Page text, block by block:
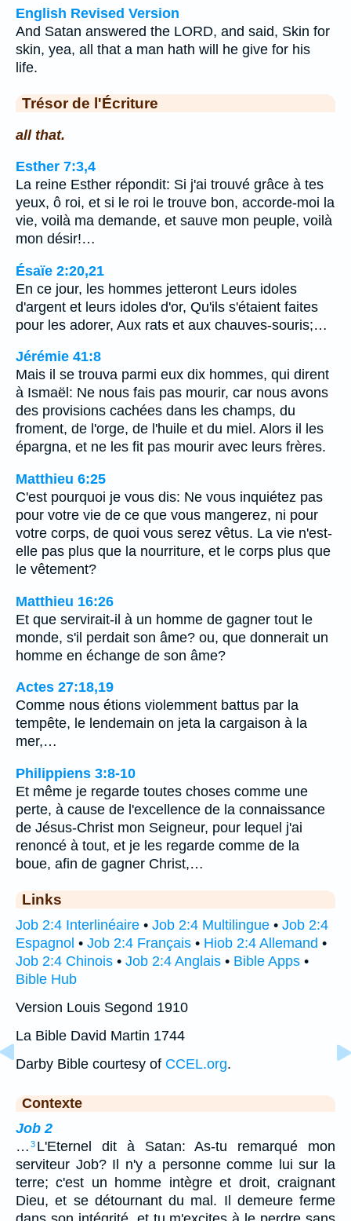
English Revised Version
And Satan answered the LORD, and said, Skin for
skin, yea, all that a man hath will he give for his
life.
Trésor de l'Écriture
all that.
Esther 7:3,4
La reine Esther répondit: Si j'ai trouvé grâce à tes
yeux, ô roi, et si le roi le trouve bon, accorde-moi la
vie, voilà ma demande, et sauve mon peuple, voilà
mon désir!…
Ésaïe 2:20,21
En ce jour, les hommes jetteront Leurs idoles
d'argent et leurs idoles d'or, Qu'ils s'étaient faites
pour les adorer, Aux rats et aux chauves-souris;…
Jérémie 41:8
Mais il se trouva parmi eux dix hommes, qui dirent
à Ismaël: Ne nous fais pas mourir, car nous avons
des provisions cachées dans les champs, du
froment, de l'orge, de l'huile et du miel. Alors il les
épargna, et ne les fit pas mourir avec leurs frères.
Matthieu 6:25
C'est pourquoi je vous dis: Ne vous inquiétez pas
pour votre vie de ce que vous mangerez, ni pour
votre corps, de quoi vous serez vêtus. La vie n'est-
elle pas plus que la nourriture, et le corps plus que
le vêtement?
Matthieu 16:26
Et que servirait-il à un homme de gagner tout le
monde, s'il perdait son âme? ou, que donnerait un
homme en échange de son âme?
Actes 27:18,19
Comme nous étions violemment battus par la
tempête, le lendemain on jeta la cargaison à la
mer,…
Philippiens 3:8-10
Et même je regarde toutes choses comme une
perte, à cause de l'excellence de la connaissance
de Jésus-Christ mon Seigneur, pour lequel j'ai
renoncé à tout, et je les regarde comme de la
boue, afin de gagner Christ,…
Links
Job 2:4 Interlinéaire • Job 2:4 Multilingue • Job 2:4
Espagnol • Job 2:4 Français • Hiob 2:4 Allemand •
Job 2:4 Chinois • Job 2:4 Anglais • Bible Apps •
Bible Hub
Version Louis Segond 1910
La Bible David Martin 1744
Darby Bible courtesy of CCEL.org.
Contexte
Job 2
… 3 L'Eternel dit à Satan: As-tu remarqué mon
serviteur Job? Il n'y a personne comme lui sur la
terre; c'est un homme intègre et droit, craignant
Dieu, et se détournant du mal. Il demeure ferme